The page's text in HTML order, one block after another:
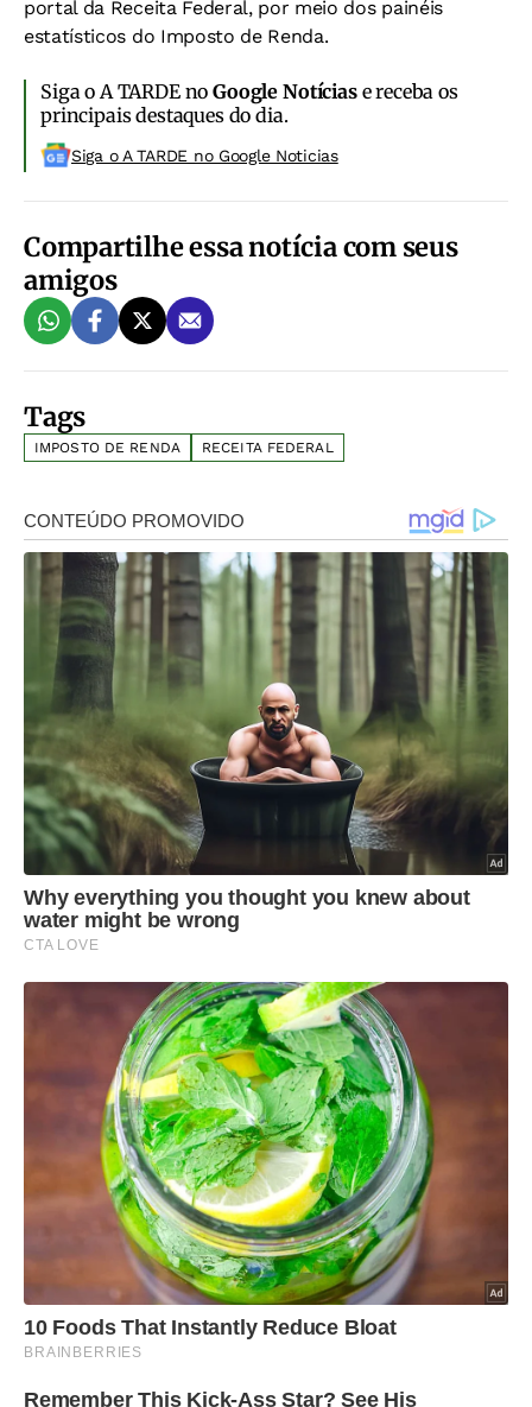
portal da Receita Federal, por meio dos painéis
estatísticos do Imposto de Renda.
Siga o A TARDE noGoogle Notíciase receba os
principais destaques do dia.
Siga o A TARDE no Google Noticias
Compartilhe essa notícia com seus
amigos
Tags
IMPOSTO DE RENDA RECEITA FEDERAL